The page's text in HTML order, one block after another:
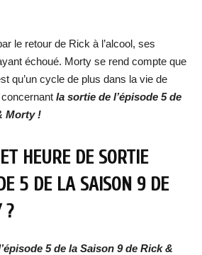
le retour de Rick à l’alcool, ses
échoué. Morty se rend compte que
qu’un cycle de plus dans la vie de
la sortie de l’épisode 5 de
Morty !
HEURE DE SORTIE
5 DE LA SAISON 9 DE
?
5 de la Saison 9 de Rick &